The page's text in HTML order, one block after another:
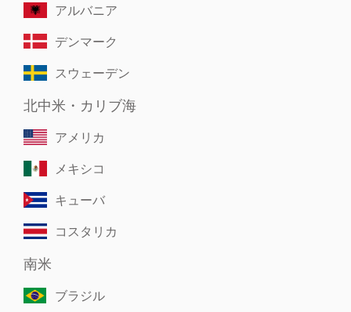
アルバニア
デンマーク
スウェーデン
北中米・カリブ海
アメリカ
メキシコ
キューバ
コスタリカ
南米
ブラジル